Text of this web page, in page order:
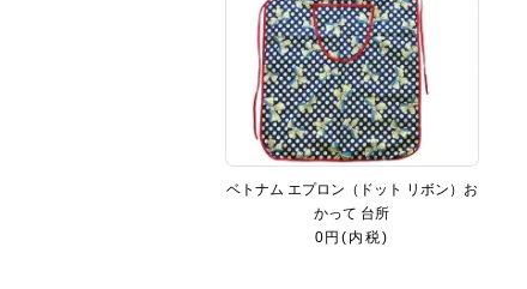
ベトナム エプロン（ドット リボン）お
かって 台所
0円(内税)